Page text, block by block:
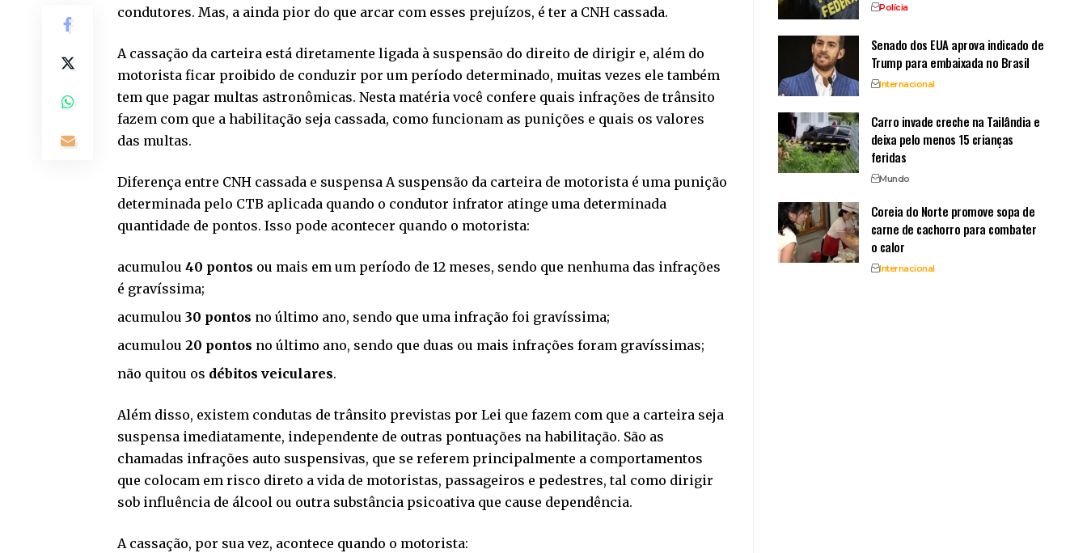
condutores. Mas, a ainda pior do que arcar com esses prejuízos, é ter a CNH cassada.
A cassação da carteira está diretamente ligada à suspensão do direito de dirigir e, além do
motorista ficar proibido de conduzir por um período determinado, muitas vezes ele também
tem que pagar multas astronômicas. Nesta matéria você confere quais infrações de trânsito
fazem com que a habilitação seja cassada, como funcionam as punições e quais os valores
das multas.
Diferença entre CNH cassada e suspensa A suspensão da carteira de motorista é uma punição
determinada pelo CTB aplicada quando o condutor infrator atinge uma determinada
quantidade de pontos. Isso pode acontecer quando o motorista:
acumulou 40 pontos ou mais em um período de 12 meses, sendo que nenhuma das infrações
é gravíssima;
acumulou 30 pontos no último ano, sendo que uma infração foi gravíssima;
acumulou 20 pontos no último ano, sendo que duas ou mais infrações foram gravíssimas;
não quitou os débitos veiculares.
Além disso, existem condutas de trânsito previstas por Lei que fazem com que a carteira seja
suspensa imediatamente, independente de outras pontuações na habilitação. São as
chamadas infrações auto suspensivas, que se referem principalmente a comportamentos
que colocam em risco direto a vida de motoristas, passageiros e pedestres, tal como dirigir
sob influência de álcool ou outra substância psicoativa que cause dependência.
A cassação, por sua vez, acontece quando o motorista:
Polícia
Senado dos EUA aprova indicado de
Trump para embaixada no Brasil
Internacional
Carro invade creche na Tailândia e
deixa pelo menos 15 crianças
feridas
Mundo
Coreia do Norte promove sopa de
carne de cachorro para combater
o calor
Internacional